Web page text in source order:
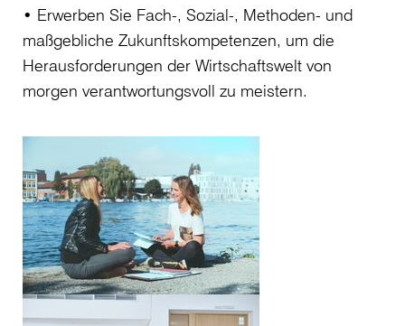
• Erwerben Sie Fach-, Sozial-, Methoden- und
maßgebliche Zukunftskompetenzen, um die
Herausforderungen der Wirtschaftswelt von
morgen verantwortungsvoll zu meistern.